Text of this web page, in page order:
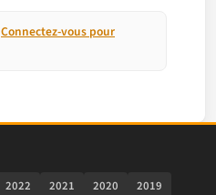
Connectez-vous pour
2022 2021 2020
2019